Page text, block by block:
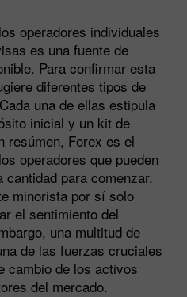
operadores individuales
es una fuente de
Para confirmar esta
diferentes tipos de
una de ellas estipula
inicial y un kit de
resúmen, Forex es el
operadores que pueden
para comenzar.
minorista por sí solo
el sentimiento del
una multitud de
de las fuerzas cruciales
cambio de los activos
del mercado.